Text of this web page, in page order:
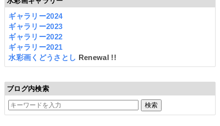
ギャラリー2024
ギャラリー2023
ギャラリー2022
ギャラリー2021
水彩画くどうさとし Renewal !!
ブログ内検索